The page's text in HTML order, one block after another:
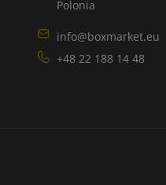
Polonia
info@boxmarket.eu
+48 22 188 14 48